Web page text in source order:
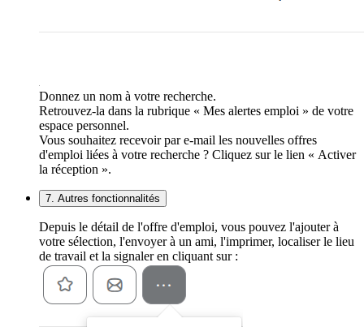
Donnez un nom à votre recherche.
Retrouvez-la dans la rubrique « Mes alertes emploi » de votre
espace personnel.
Vous souhaitez recevoir par e-mail les nouvelles offres
d'emploi liées à votre recherche ? Cliquez sur le lien « Activer
la réception ».
7. Autres fonctionnalités
Depuis le détail de l'offre d'emploi, vous pouvez l'ajouter à
votre sélection, l'envoyer à un ami, l'imprimer, localiser le lieu
de travail et la signaler en cliquant sur :